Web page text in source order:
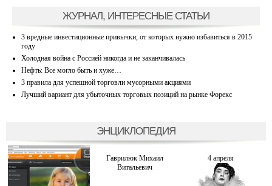
ЖУРНАЛ, ИНТЕРЕСНЫЕ СТАТЬИ
3 вредные инвестиционные привычки, от которых нужно избавиться в 2015
году
Холодная война с Россией никогда и не заканчивалась
Нефть: Все могло быть и хуже…
3 правила для успешной торговли мусорными акциями
Лучший вариант для убыточных торговых позиций на рынке Форекс
ЭНЦИКЛОПЕДИЯ
Гаврилюк Михаил
Витальевич
4 апреля